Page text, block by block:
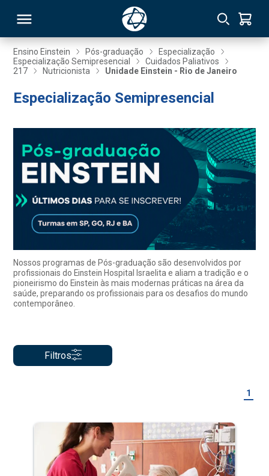
Ensino Einstein Pós-graduação
Especialização
Especialização Semipresencial
Cuidados Paliativos
217
Nutricionista Unidade Einstein - Rio de Janeiro
Especialização Semipresencial
Nossos programas de Pós-graduação são desenvolvidos por
profissionais do Einstein Hospital Israelita e aliam a tradição e o
pioneirismo do Einstein às mais modernas práticas na área da
saúde, preparando os profissionais para os desafios do mundo
contemporâneo.
Filtros
1